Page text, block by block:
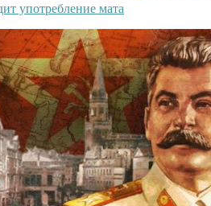
употребление мата